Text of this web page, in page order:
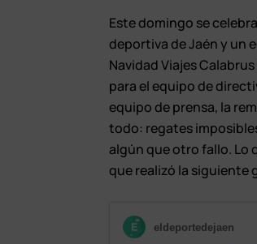
Este domingo se
deportiva de Jaén y un
Navidad Viajes
para el equipo de
equipo de prensa, la
todo: regates
algún que otro fallo. Lo
que realizó la siguiente